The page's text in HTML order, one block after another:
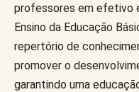
professores em efetivo
Ensino da Educação
repertório de
promover o
garantindo uma